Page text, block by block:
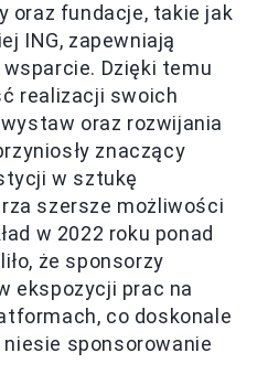
oraz fundacje, takie jak
ING, zapewniają
Dzięki temu
realizacji swoich
oraz rozwijania
znaczący
w sztukę
szersze możliwości
w 2022 roku ponad
że sponsorzy
ekspozycji prac na
co doskonale
sponsorowanie